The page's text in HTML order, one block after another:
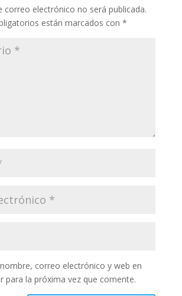
correo electrónico no será publicada.
están marcados con *
correo electrónico y web en
para la próxima vez que comente.